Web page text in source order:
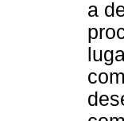
a